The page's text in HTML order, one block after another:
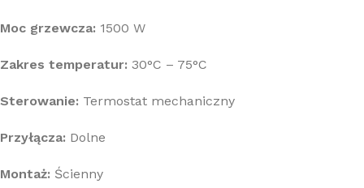
Moc grzewcza: 1500 W
Zakres temperatur: 30°C – 75°C
Sterowanie: Termostat mechaniczny
Przyłącza: Dolne
Montaż: Ścienny